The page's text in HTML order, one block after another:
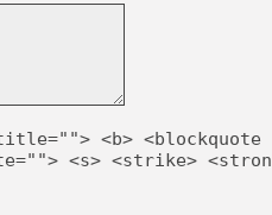
<b> <blockquote
<s> <strike>